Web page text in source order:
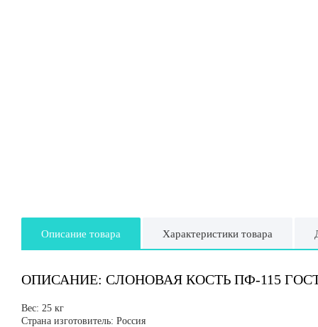
Описание товара Характеристики товара
ОПИСАНИЕ: СЛОНОВАЯ КОСТЬ ПФ-115 ГОСТ
Вес: 25 кг
Страна изготовитель: Россия